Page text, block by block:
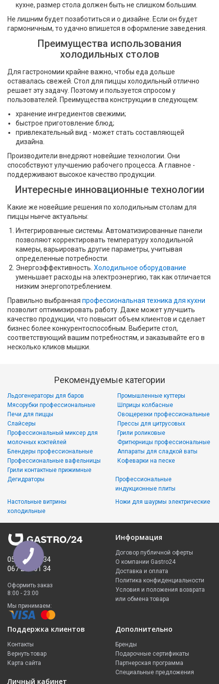
кухне, размер стола должен быть не слишком большим.
Не лишним будет позаботиться и о дизайне. Если он будет
гармоничным, то удачно впишется в оформление заведения.
Преимущества использования
холодильных столов
Для гастрономии крайне важно, чтобы еда дольше
оставалась свежей. Стол для пиццы холодильный отлично
решает эту задачу. Поэтому и пользуется спросом у
пользователей. Преимущества конструкции в следующем:
хранение ингредиентов свежими;
быстрое приготовление блюд;
привлекательный вид - может стать составляющей
дизайна.
Производители внедряют новейшие технологии. Они
способствуют улучшению рабочего процесса. А главное -
поддерживают высокое качество продукции.
Интересные инновационные технологии
Какие же новейшие решения по холодильным столам для
пиццы нынче актуальны:
Интегрированные системы. Автоматизированные панели
позволяют корректировать температуру холодильной
камеры, варьировать другие параметры, учитывая
определенные потребности.
Энергоэффективность. Холодильное оборудование
уменьшает расходы на электроэнергию, так как отличается
низким энергопотреблением.
Правильно выбранная профессиональная техника для кухни
позволит оптимизировать работу. Даже может улучшить
качество продукции, что повысит объем клиентов и сделает
бизнес более конкурентоспособным. Выберите стол,
соответствующий вашим потребностям, и заказывайте его в
несколько кликов мышки.
Рекомендуемые категории
Льдогенераторы для баров
Мясорубки профессиональные
Печи для пиццы
Слайсеры
Промышленные куттеры
Шприцы колбасные
Овощерезки профессиональные
Прессы для цитрусовых
Профессиональный миксер для
молочных коктейлей
Блендеры профессиональные
Профессиональные вафельницы
Грили контактные прижимные
Грили роликовые
Фритюрницы профессиональные
Аппараты для сладкой ваты
Кофеварки на песке
Дегидраторы
Настольные витрины
холодильные
Профессиональные
индукционные плиты
Ножи для шаурмы электрические
050 335 61 34
067 299 61 34
Оформить заказ
8:00 - 23:00
Мы принимаем:
Информация
Договор публичной оферты
О компании Gastro24
Доставка и оплата
Политика конфиденциальности
Условия и положения возврата
или обмена товара
Поддержка клиентов
Контакты
Вернуть товар
Карта сайта
Дополнительно
Бренды
Подарочные сертификаты
Партнерская программа
Специальные предложения
Личный кабинет